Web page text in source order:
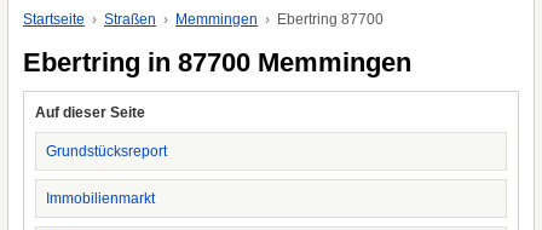
Startseite Straßen Memmingen Ebertring 87700
Ebertring in 87700 Memmingen
Auf dieser Seite
Grundstücksreport
Immobilienmarkt